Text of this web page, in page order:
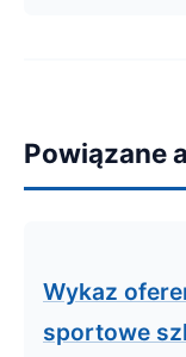
Powiązane
Wykaz
sportowe